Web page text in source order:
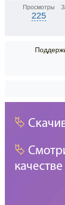
Просмотры
225